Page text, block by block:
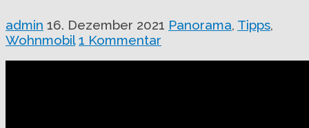
admin 16. Dezember 2021 Panorama, Tipps,
Wohnmobil 1 Kommentar